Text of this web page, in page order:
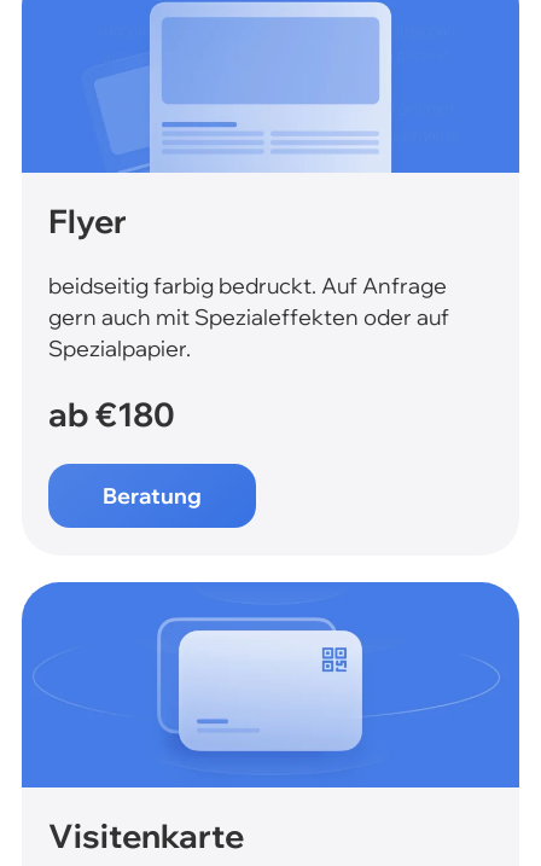
Flyer
beidseitig farbig bedruckt. Auf Anfrage
gern auch mit Spezialeffekten oder auf
Spezialpapier.
ab €180
Beratung
Visitenkarte